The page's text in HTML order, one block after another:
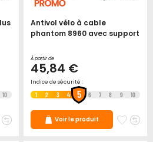
10
Ajouter
Antivol vélo à cable
phantom 8960 avec support
À partir de
45,84 €
Indice de sécurité :
1 2 3 4 5 6 7 8 9 10
Voir le produit